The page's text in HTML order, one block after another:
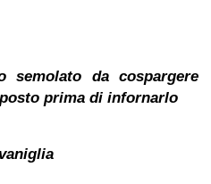
semolato da cospargere
prima di infornarlo